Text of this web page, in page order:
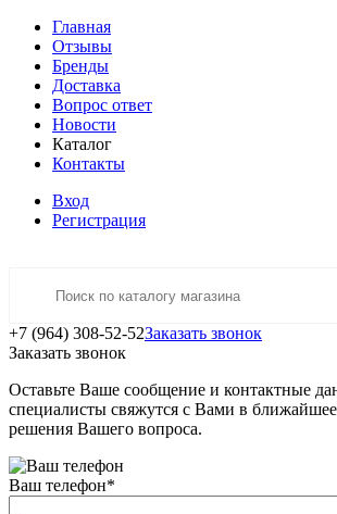
Главная
Отзывы
Бренды
Доставка
Вопрос ответ
Новости
Каталог
Контакты
Вход
Регистрация
+7 (964) 308-52-52Заказать звонок
Заказать звонок
Оставьте Ваше сообщение и контактные
специалисты свяжутся с Вами в ближайшее
решения Вашего вопроса.
Ваш телефон*